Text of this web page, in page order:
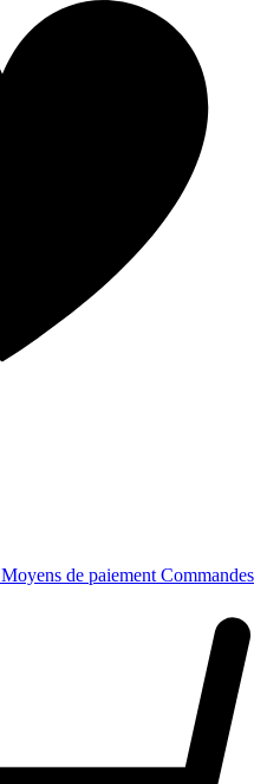
Moyens de paiement Commandes